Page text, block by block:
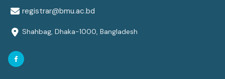
registrar@bmu.ac.bd
Shahbag, Dhaka-1000, Bangladesh